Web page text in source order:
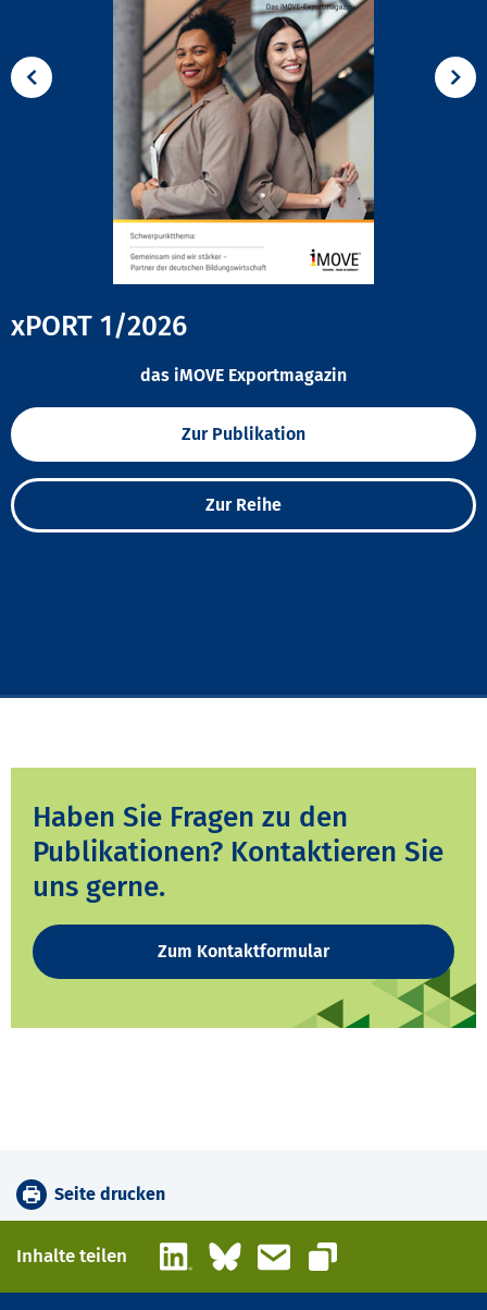
xPORT 1/2026
das iMOVE Exportmagazin
Zur Publikation
Zur Reihe
Haben Sie Fragen zu den
Publikationen? Kontaktieren Sie
uns gerne.
Zum Kontaktformular
Seite drucken
Inhalte teilen LinkedInBlueskyE-Mail
Link kopieren